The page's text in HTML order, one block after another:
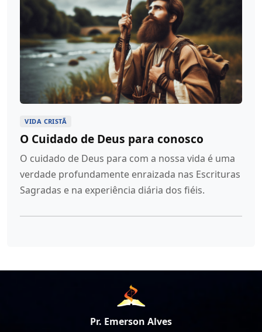
VIDA CRISTÃ
O Cuidado de Deus para conosco
O cuidado de Deus para com a nossa vida é uma
verdade profundamente enraizada nas Escrituras
Sagradas e na experiência diária dos fiéis.
Pr. Emerson Alves